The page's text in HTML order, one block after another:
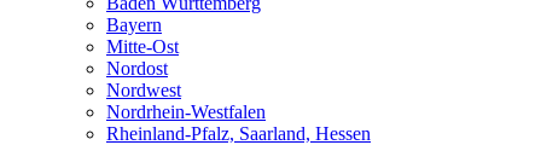
Bayern
Mitte-Ost
Nordost
Nordwest
Nordrhein-Westfalen
Rheinland-Pfalz, Saarland, Hessen